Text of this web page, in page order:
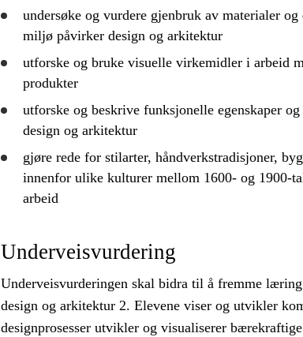
undersøke og vurderegjenbruk av materialer og
miljø påvirker design og arkitektur
utforskeog brukevisuelle virkemidler i arbeid
produkter
utforskeog beskrive funksjonelle egenskaper og
design og arkitektur
gjøre rede forstilarter, håndverkstradisjoner,
innenfor ulike kulturer mellom 1600- og 1900-
arbeid
Underveisvurdering
Underveisvurderingen skal bidra til å fremme
design og arkitektur 2. Elevene viser og utvikler
designprosesser utvikler og visualiserer